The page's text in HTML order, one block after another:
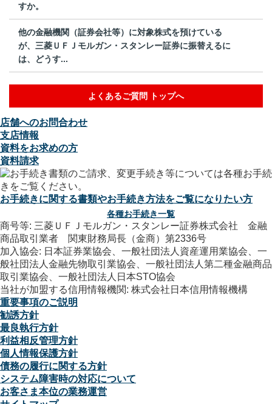
すか。
他の金融機関（証券会社等）に対象株式を預けている
が、三菱ＵＦＪモルガン・スタンレー証券に振替えるに
は、どうす...
よくあるご質問 トップへ
店舗へのお問合わせ
支店情報
資料をお求めの方
資料請求
お手続きに関する書類やお手続き方法をご覧になりたい方
各種お手続き一覧
商号等: 三菱ＵＦＪモルガン・スタンレー証券株式会社 金融
商品取引業者 関東財務局長（金商）第2336号
加入協会: 日本証券業協会、一般社団法人資産運用業協会、一
般社団法人金融先物取引業協会、一般社団法人第二種金融商品
取引業協会、一般社団法人日本STO協会
当社が加盟する信用情報機関: 株式会社日本信用情報機構
重要事項のご説明
勧誘方針
最良執行方針
利益相反管理方針
個人情報保護方針
債務の履行に関する方針
システム障害時の対応について
お客さま本位の業務運営